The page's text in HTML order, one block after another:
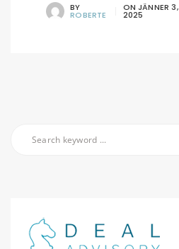
BY
ROBERTE
ON JÄNNER 3,
2025